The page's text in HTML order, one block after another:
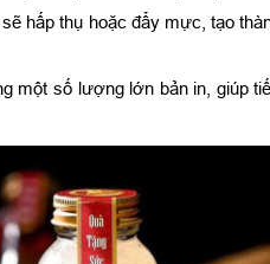
hấp thụ hoặc đẩy mực, tạo
một số lượng lớn bản in, giúp